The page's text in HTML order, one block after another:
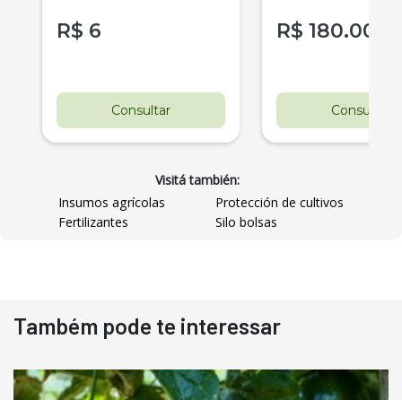
R$ 6
Consultar
R$ 180.000
Consultar
Visitá también:
Insumos agrícolas
Protección de cultivos
Fertilizantes
Silo bolsas
Também pode te interessar